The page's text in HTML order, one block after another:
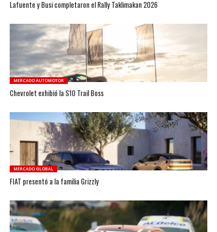
Lafuente y Busi completaron el Rally Taklimakan 2026
MERCADO AUTOMOTOR
Chevrolet exhibió la S10 Trail Boss
MERCADO GLOBAL
FIAT presentó a la familia Grizzly